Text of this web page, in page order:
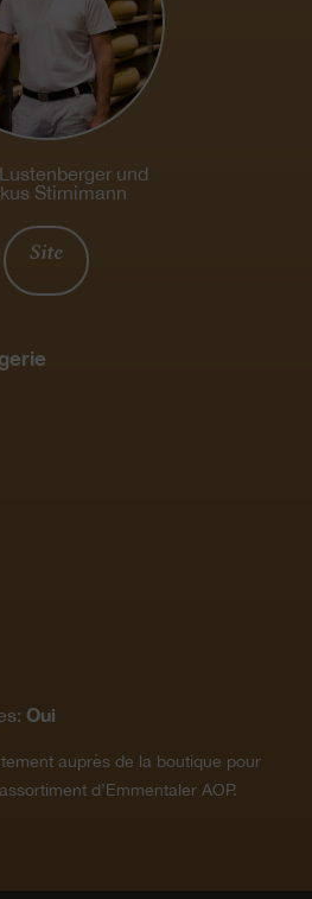
und
Stirnimann
Site
Oui
auprès de la boutique pour
d’Emmentaler AOP.